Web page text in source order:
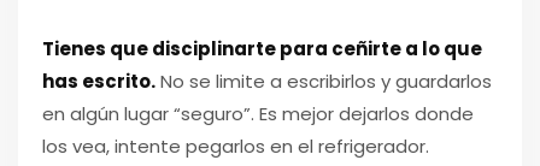
Tienes que disciplinarte para ceñirte a lo que
has escrito.No se limite a escribirlos y guardarlos
en algún lugar “seguro”. Es mejor dejarlos donde
los vea, intente pegarlos en el refrigerador.